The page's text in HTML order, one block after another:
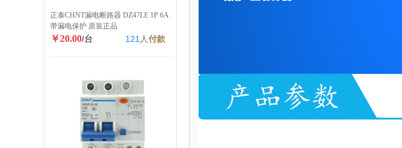
正泰CHNT漏电断路器 DZ47LE 1P 6A
带漏电保护 原装正品
￥20.00/台 121 人付款